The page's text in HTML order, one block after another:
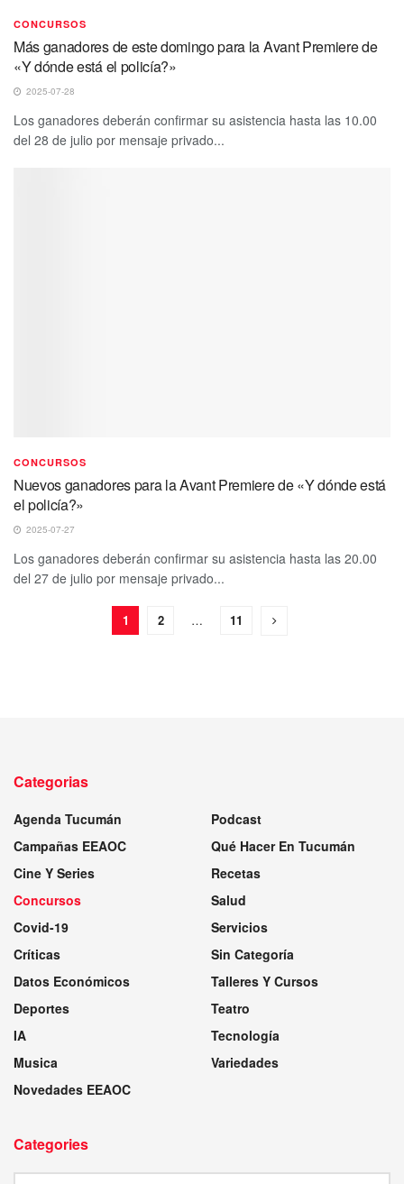
CONCURSOS
Más ganadores de este domingo para la Avant Premiere de
«Y dónde está el policía?»
2025-07-28
Los ganadores deberán confirmar su asistencia hasta las 10.00
del 28 de julio por mensaje privado...
CONCURSOS
Nuevos ganadores para la Avant Premiere de «Y dónde está
el policía?»
2025-07-27
Los ganadores deberán confirmar su asistencia hasta las 20.00
del 27 de julio por mensaje privado...
1 2 … 11
Categorias
Agenda Tucumán
Campañas EEAOC
Cine Y Series
Concursos
Covid-19
Críticas
Datos Económicos
Deportes
IA
Musica
Novedades EEAOC
Podcast
Qué Hacer En Tucumán
Recetas
Salud
Servicios
Sin Categoría
Talleres Y Cursos
Teatro
Tecnología
Variedades
Categories